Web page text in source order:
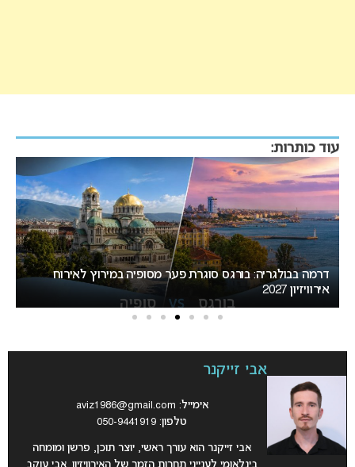
עוד כותרות:
דרמה בבולגריה: בורגס סוגרת פער מסופיה במירוץ לאירוח
אירוויזיון 2027
אבי זייקנר
אימייל: aviz1986@gmail.com
טלפון: 050-9441919
אבי זייקנר הוא עורך ראשי, יוצר תוכן, פרשן ומומחה